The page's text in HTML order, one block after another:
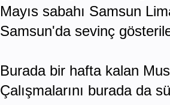
Mayıs sabahı Samsun
Samsun'da sevinç
Burada bir hafta kalan
Çalışmalarını burada da